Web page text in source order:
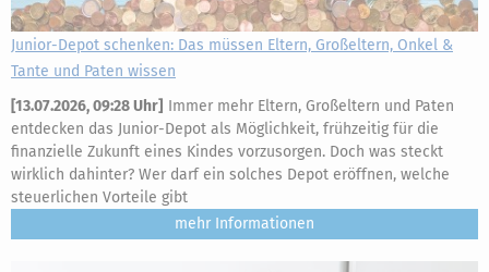
Junior-Depot schenken: Das müssen Eltern, Großeltern, Onkel &
Tante und Paten wissen
[13.07.2026, 09:28 Uhr] Immer mehr Eltern, Großeltern und Paten
entdecken das Junior-Depot als Möglichkeit, frühzeitig für die
finanzielle Zukunft eines Kindes vorzusorgen. Doch was steckt
wirklich dahinter? Wer darf ein solches Depot eröffnen, welche
steuerlichen Vorteile gibt
mehr